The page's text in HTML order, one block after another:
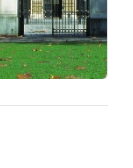
Damien Van